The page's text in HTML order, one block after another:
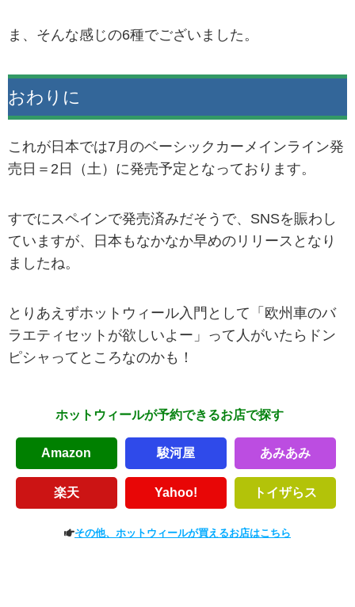
ま、そんな感じの6種でございました。
おわりに
これが日本では7月のベーシックカーメインライン発
売日＝2日（土）に発売予定となっております。
すでにスペインで発売済みだそうで、SNSを賑わし
ていますが、日本もなかなか早めのリリースとなり
ましたね。
とりあえずホットウィール入門として「欧州車のバ
ラエティセットが欲しいよー」って人がいたらドン
ピシャってところなのかも！
ホットウィールが予約できるお店で探す
Amazon 駿河屋 あみあみ
楽天 Yahoo! トイザらス
その他、ホットウィールが買えるお店はこちら